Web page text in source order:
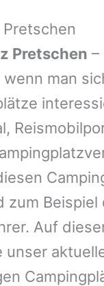
Pretschen –
man
zum Beispiel
Auf
unser